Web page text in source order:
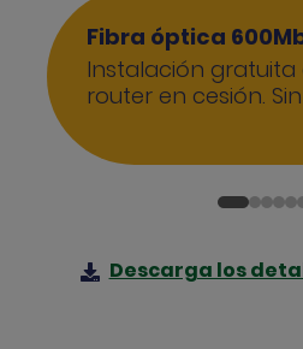
Fibra óptica
Instalación gratuita
router en cesión.
Descarga los